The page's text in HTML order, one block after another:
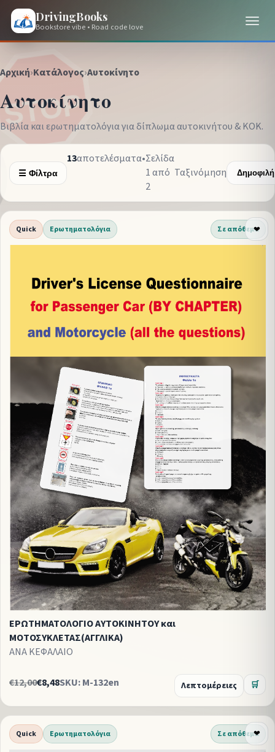
DrivingBooks
Bookstore vibe • Road code love
Αρχική›Κατάλογος›Αυτοκίνητο
Αυτοκίνητο
Βιβλία και ερωτηματολόγια για δίπλωμα αυτοκινήτου & ΚΟΚ.
☰ Φίλτρα
13αποτελέσματα•Σελίδα
1 από
2
Ταξινόμηση
❤
Quick Ερωτηματολόγια Σε απόθεμα
ΕΡΩΤΗΜΑΤΟΛΟΓΙΟ ΑΥΤΟΚΙΝΗΤΟΥ και
ΜΟΤΟΣΥΚΛΕΤΑΣ(ΑΓΓΛΙΚΑ)
ΑΝΑ ΚΕΦΑΛΑΙΟ
€12,00€8,48SKU: M-132en Λεπτομέρειες 🛒
❤
Quick Ερωτηματολόγια Σε απόθεμα